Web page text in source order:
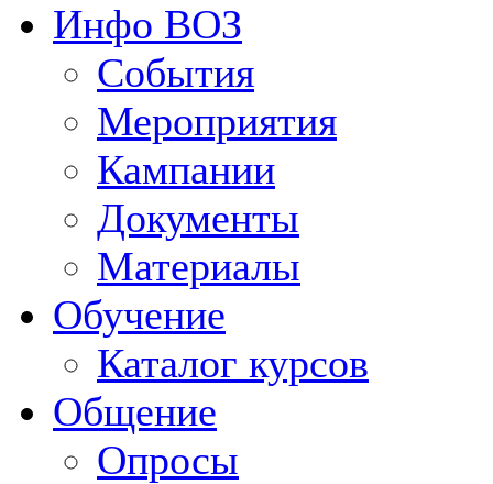
Инфо ВОЗ
События
Мероприятия
Кампании
Документы
Материалы
Обучение
Каталог курсов
Общение
Опросы